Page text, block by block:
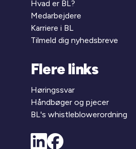
Hvad er BL?
Medarbejdere
Karriere i BL
Tilmeld dig nyhedsbreve
Flere links
Høringssvar
Håndbøger og pjecer
BL's whistleblowerordning